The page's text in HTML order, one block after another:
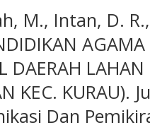
M., Intan, D.
DAERAH
KEC. KURAU).
Dan